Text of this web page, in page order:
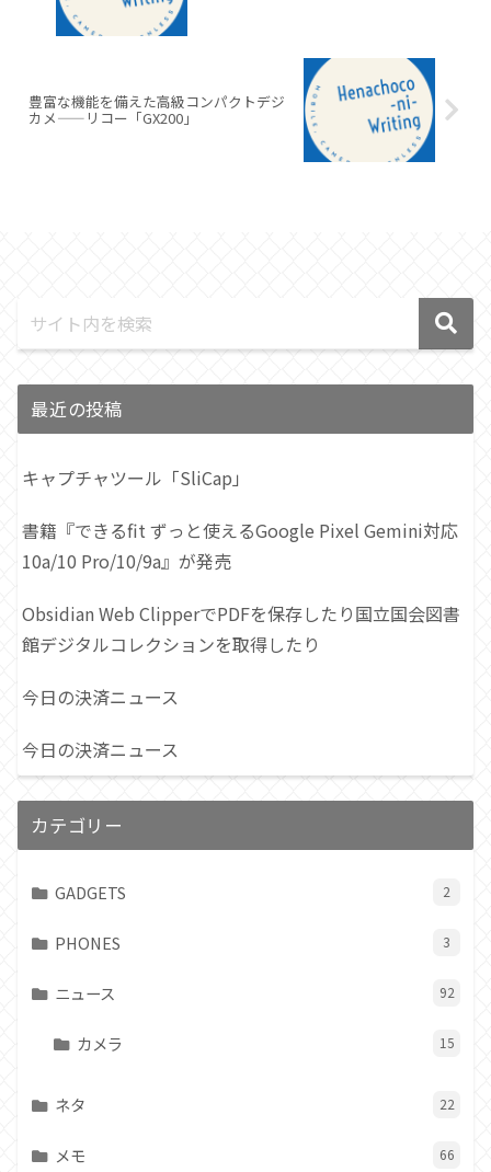
豊富な機能を備えた高級コンパクトデジ
カメ――リコー「GX200」
最近の投稿
キャプチャツール「SliCap」
書籍『できるfit ずっと使えるGoogle Pixel Gemini対応
10a/10 Pro/10/9a』が発売
Obsidian Web ClipperでPDFを保存したり国立国会図書
館デジタルコレクションを取得したり
今日の決済ニュース
今日の決済ニュース
カテゴリー
GADGETS 2
PHONES 3
ニュース 92
カメラ 15
ネタ 22
メモ 66